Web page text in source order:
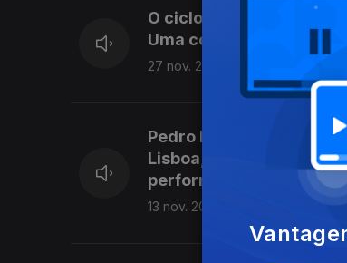
O ciclo «Na 1.ª
Uma conversa
27 nov. 2020
Pedro Boléo entrevista
Lisboa, a ópera Home
performer Joana Gama.
13 nov. 2020